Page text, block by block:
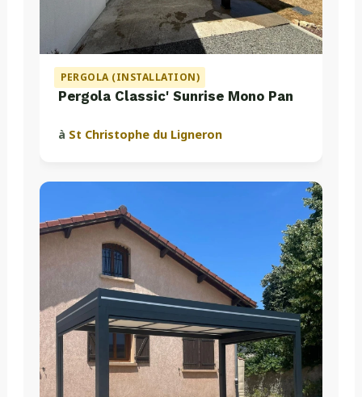
PERGOLA (INSTALLATION)
Pergola Classic' Sunrise Mono Pan
à St Christophe du Ligneron